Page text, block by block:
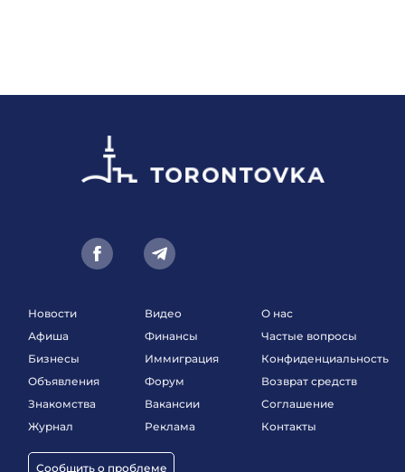
Новости
Афиша
Бизнесы
Объявления
Знакомства
Журнал
Сообщить о проблеме
Видео
Финансы
Иммиграция
Форум
Вакансии
Реклама
О нас
Частые вопросы
Конфиденциальность
Возврат средств
Соглашение
Контакты